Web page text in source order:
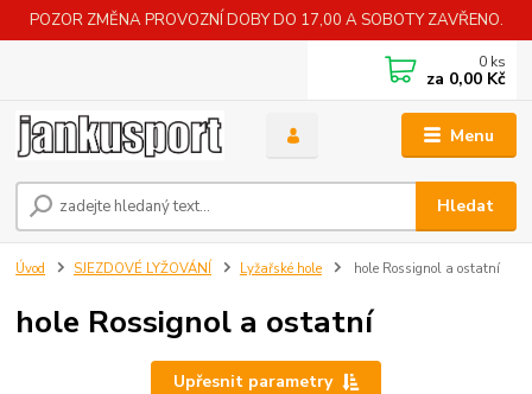
POZOR ZMĚNA PROVOZNÍ DOBY DO 17,00 A SOBOTY ZAVŘENO.
Menu
Hledat
0 ks
za 0,00 Kč
Úvod SJEZDOVÉ LYŽOVÁNÍ Lyžařské hole hole Rossignol a ostatní
hole Rossignol a ostatní
Upřesnit parametry